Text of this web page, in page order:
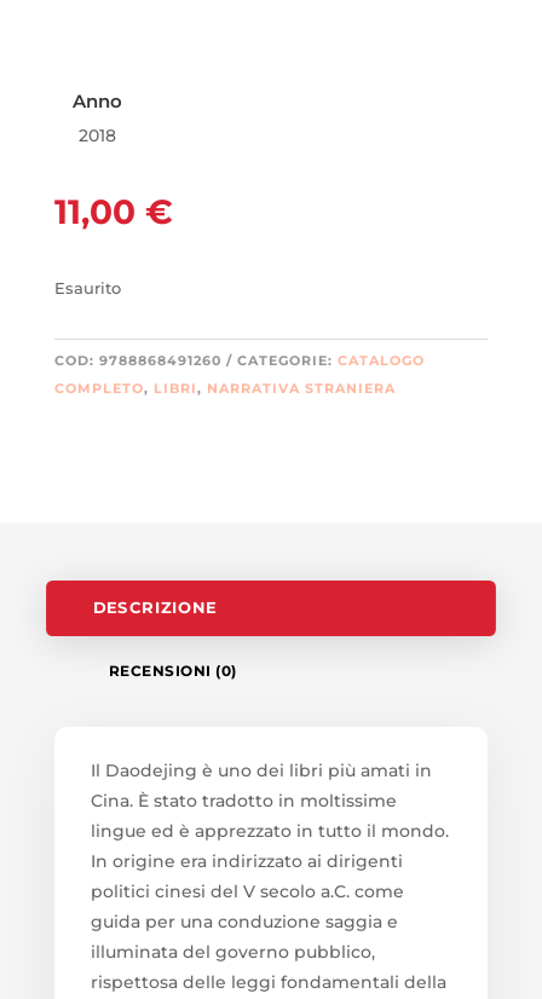
Anno
2018
11,00 €
Esaurito
COD: 9788868491260 CATEGORIE: CATALOGO
COMPLETO, LIBRI, NARRATIVA STRANIERA
DESCRIZIONE
RECENSIONI (0)
Il Daodejing è uno dei libri più amati in
Cina. È stato tradotto in moltissime
lingue ed è apprezzato in tutto il mondo.
In origine era indirizzato ai dirigenti
politici cinesi del V secolo a.C. come
guida per una conduzione saggia e
illuminata del governo pubblico,
rispettosa delle leggi fondamentali della